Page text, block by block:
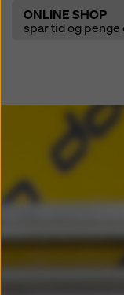
Open
ONLINE SHOP
spar tid og